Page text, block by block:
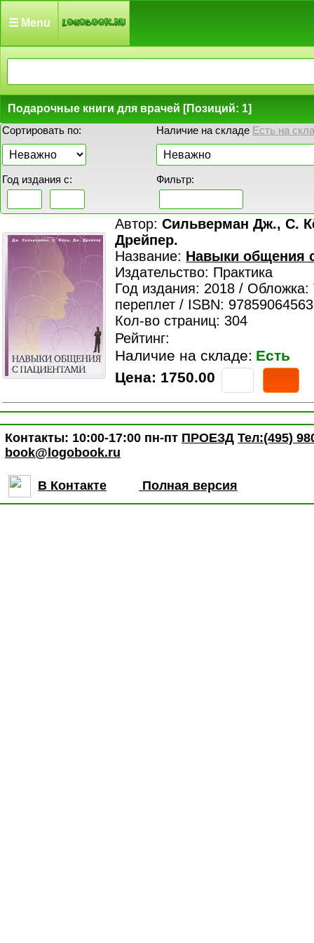
☰ Menu
Подарочные книги для врачей [Позиций: 1]
Сортировать по: Наличие на складе Есть на
Год издания с: Фильтр:
Автор: Сильверман Дж., С.
Дрейпер.
Название: Навыки общения
Издательство: Практика
Год издания: 2018 /
переплет / ISBN:
Кол-во страниц: 304
Рейтинг:
Наличие на складе: Есть
Цена: 1750.00
Контакты: 10:00-17:00 пн-пт ПРОЕЗД Тел:(495)
book@logobook.ru
В Контакте Полная версия